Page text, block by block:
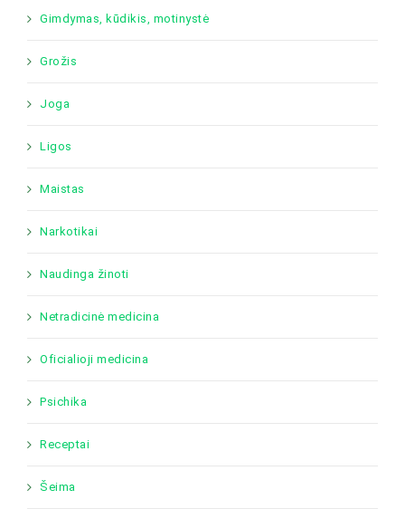
Gimdymas, kūdikis, motinystė
Grožis
Joga
Ligos
Maistas
Narkotikai
Naudinga žinoti
Netradicinė medicina
Oficialioji medicina
Psichika
Receptai
Šeima